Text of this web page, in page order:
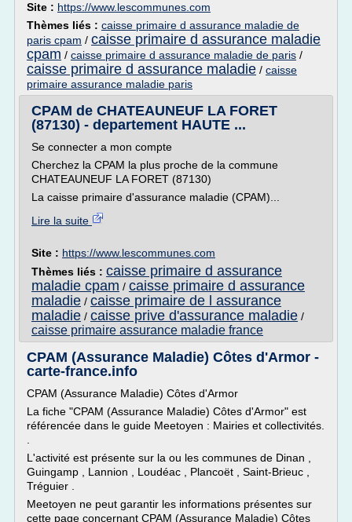
Site : https://www.lescommunes.com
Thèmes liés : caisse primaire d assurance maladie de
paris cpam / caisse primaire d assurance maladie
cpam / caisse primaire d assurance maladie de paris /
caisse primaire d assurance maladie / caisse
primaire assurance maladie paris
CPAM de CHATEAUNEUF LA FORET
(87130) - departement HAUTE ...
Se connecter a mon compte
Cherchez la CPAM la plus proche de la commune
CHATEAUNEUF LA FORET (87130)
La caisse primaire d'assurance maladie (CPAM)...
Lire la suite
Site : https://www.lescommunes.com
Thèmes liés : caisse primaire d assurance
maladie cpam / caisse primaire d assurance
maladie / caisse primaire de l assurance
maladie / caisse prive d'assurance maladie /
caisse primaire assurance maladie france
CPAM (Assurance Maladie) Côtes d'Armor -
carte-france.info
CPAM (Assurance Maladie) Côtes d'Armor
La fiche "CPAM (Assurance Maladie) Côtes d'Armor" est
référencée dans le guide Meetoyen : Mairies et collectivités.
L'activité est présente sur la ou les communes de Dinan ,
Guingamp , Lannion , Loudéac , Plancoët , Saint-Brieuc ,
Tréguier .
Meetoyen ne peut garantir les informations présentes sur
cette page concernant CPAM (Assurance Maladie) Côtes